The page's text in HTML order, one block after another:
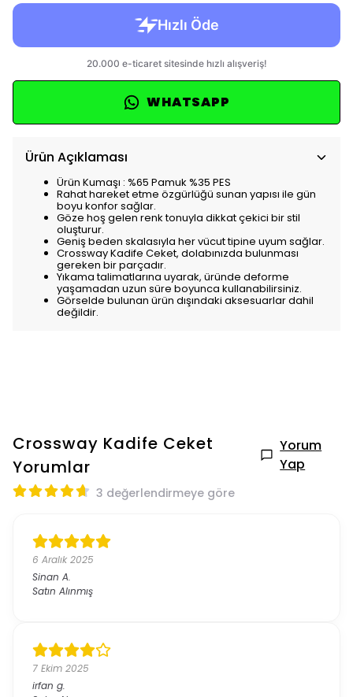
WHATSAPP
Ürün Açıklaması
Ürün Kumaşı : %65 Pamuk %35 PES
Rahat hareket etme özgürlüğü sunan yapısı ile gün
boyu konfor sağlar.
Göze hoş gelen renk tonuyla dikkat çekici bir stil
oluşturur.
Geniş beden skalasıyla her vücut tipine uyum sağlar.
Crossway Kadife Ceket, dolabınızda bulunması
gereken bir parçadır.
Yıkama talimatlarına uyarak, üründe deforme
yaşamadan uzun süre boyunca kullanabilirsiniz.
Görselde bulunan ürün dışındaki aksesuarlar dahil
değildir.
Crossway Kadife Ceket
Yorumlar
Yorum
Yap
3 değerlendirmeye göre
6 Aralık 2025
Sinan A.
Satın Alınmış
7 Ekim 2025
irfan g.